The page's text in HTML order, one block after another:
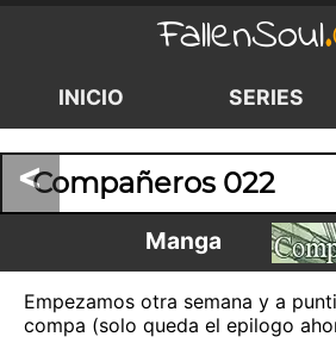
FallenSoul
INICIO SERIES
<Compañeros 022
Manga
Empezamos otra semana y a
compa (solo queda el epilogo